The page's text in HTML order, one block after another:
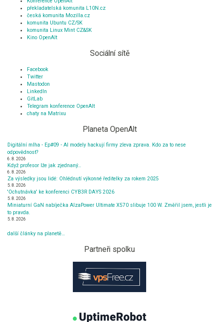
překladatelská komunita L10N.cz
česká komunita Mozilla.cz
komunita Ubuntu CZ/SK
komunita Linux Mint CZ&SK
Kino OpenAlt
Sociální sítě
Facebook
Twitter
Mastodon
LinkedIn
GitLab
Telegram konference OpenAlt
chaty na Matrixu
Planeta OpenAlt
Digitální mlha - Ep#09 - AI modely hackují firmy zleva zprava. Kdo za to nese
odpovědnost?
6. 8. 2026
Když profesor lže jak zjednaný…
6. 8. 2026
Za výsledky jsou lidé: Ohlédnutí výkonné ředitelky za rokem 2025
5. 8. 2026
'Ochutnávka' ke konferenci CYB3R DAYS 2026
5. 8. 2026
Miniaturní GaN nabíječka AlzaPower Ultimate X570 slibuje 100 W. Změřil jsem, jestli je
to pravda.
5. 8. 2026
další články na planetě…
Partneři spolku